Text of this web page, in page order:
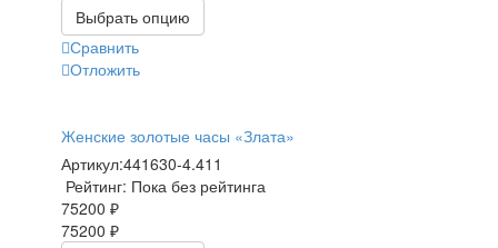
Выбрать опцию
Сравнить
Отложить
Женские золотые часы «Злата»
Артикул:441630-4.411
Рейтинг: Пока без рейтинга
75200 ₽
75200 ₽